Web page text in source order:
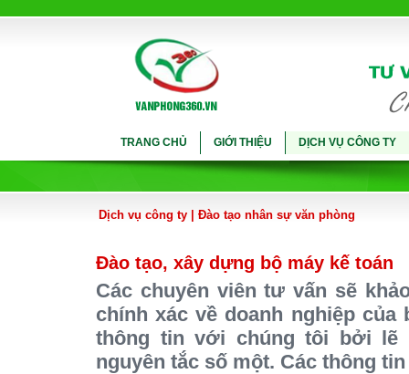
TRANG CHỦ GIỚI THIỆU DỊCH VỤ CÔNG TY
Dịch vụ công ty Đào tạo nhân sự văn phòng
Đào tạo, xây dựng bộ máy kế toán
Các chuyên viên tư vấn sẽ
chính xác về doanh nghiệp
thông tin với chúng tôi bởi lẽ
nguyên tắc số một. Các thông